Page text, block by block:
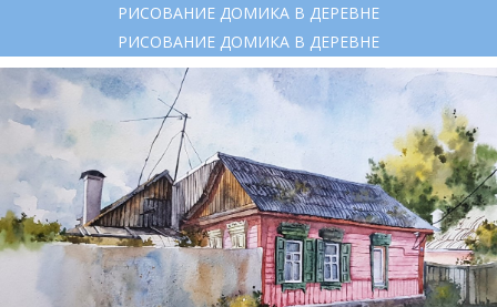
РИСОВАНИЕ ДОМИКА В ДЕРЕВНЕ
РИСОВАНИЕ ДОМИКА В ДЕРЕВНЕ